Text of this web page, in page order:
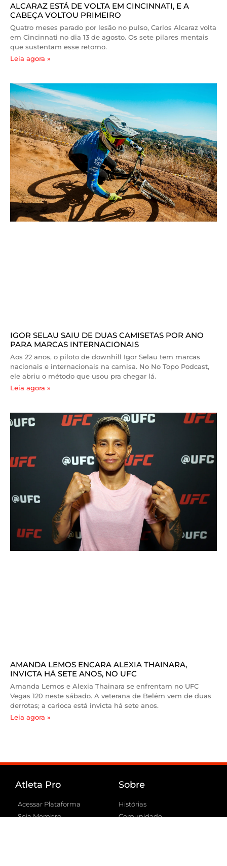
ALCARAZ ESTÁ DE VOLTA EM CINCINNATI, E A
CABEÇA VOLTOU PRIMEIRO
Quatro meses parado por lesão no pulso, Carlos Alcaraz volta
em Cincinnati no dia 13 de agosto. Os sete pilares mentais
que sustentam esse retorno.
Leia agora »
IGOR SELAU SAIU DE DUAS CAMISETAS POR ANO
PARA MARCAS INTERNACIONAIS
Aos 22 anos, o piloto de downhill Igor Selau tem marcas
nacionais e internacionais na camisa. No No Topo Podcast,
ele abriu o método que usou pra chegar lá.
Leia agora »
AMANDA LEMOS ENCARA ALEXIA THAINARA,
INVICTA HÁ SETE ANOS, NO UFC
Amanda Lemos e Alexia Thainara se enfrentam no UFC
Vegas 120 neste sábado. A veterana de Belém vem de duas
derrotas; a carioca está invicta há sete anos.
Leia agora »
Atleta Pro
Acessar Plataforma
Seja Membro
Sobre
Histórias
Comunidade